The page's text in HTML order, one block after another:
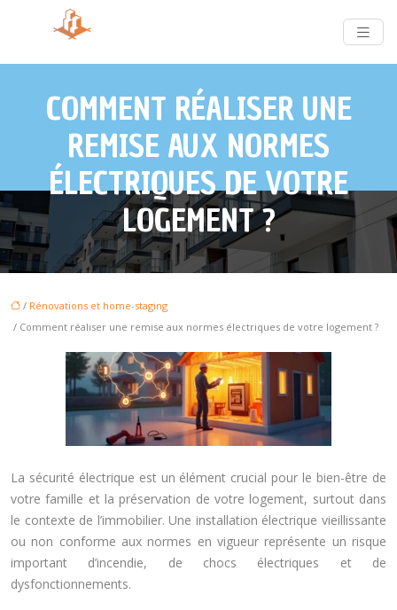
COMMENT RÉALISER UNE
REMISE AUX NORMES
ÉLECTRIQUES DE VOTRE
LOGEMENT ?
/ Rénovations et home-staging
/ Comment réaliser une remise aux normes électriques de votre logement ?
La sécurité électrique est un élément crucial pour le bien-être de
votre famille et la préservation de votre logement, surtout dans
le contexte de l’immobilier. Une installation électrique vieillissante
ou non conforme aux normes en vigueur représente un risque
important d’incendie, de chocs électriques et de
dysfonctionnements.